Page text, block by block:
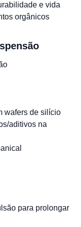
e vida
orgânicos
wafers de silício
aditivos na
para prolongar